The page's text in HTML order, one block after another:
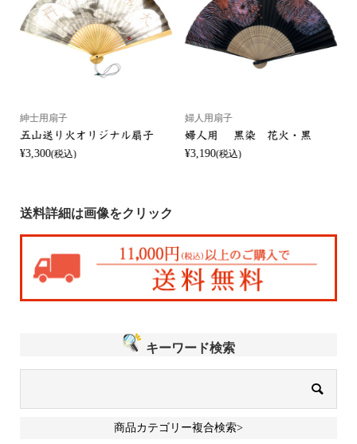
紳士用扇子
五山送り火オリジナル扇子
¥3,300(税込)
婦人用扇子
婦人用 黒染 花火・黒
¥3,190(税込)
送料詳細は画像をクリック
キーワード検索
商品カテゴリー複合検索>